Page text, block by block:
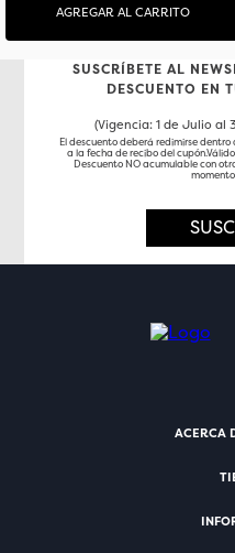
AGREGAR AL CARRITO
SUSCRÍBETE AL
DESCUENTO EN
(Vigencia: 1 de Julio al
El descuento deberá redimirse dentro
a la fecha de recibo del
Descuento NO acumulable con
ACERCA